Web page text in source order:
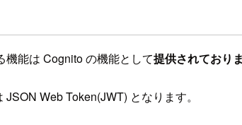
能は Cognito の機能として提供されており
Web Token(JWT) となります。